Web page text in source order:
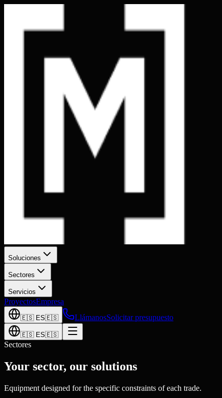
Soluciones
Sectores
Servicios
ProyectosEmpresa
🇪🇸 ES🇪🇸 LlámanosSolicitar presupuesto
🇪🇸 ES🇪🇸
Sectores
Your sector, our solutions
Equipment designed for the specific constraints of each trade.